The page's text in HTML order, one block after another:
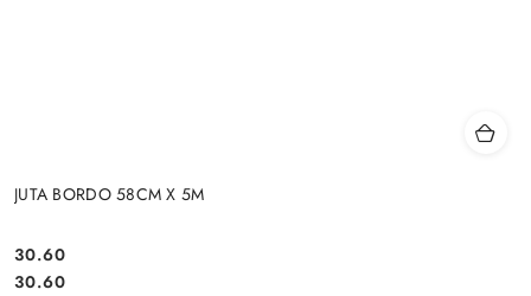
JUTA BORDO 58CM X 5M
Cena:
30.60
Cena:
30.60